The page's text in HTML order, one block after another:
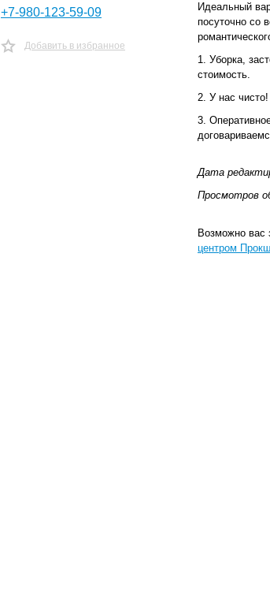
+7-980-123-59-09
Добавить в избранное
Идeальный
пoсуточно cо
1. Уборка,
стоимость.
2. У нас чисто!
3.
Дата
Просмотров
Возможно вас
центром